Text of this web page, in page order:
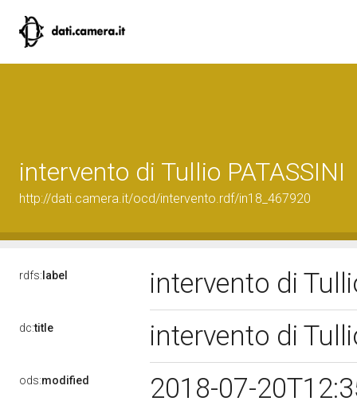
intervento di Tullio PATASSINI
http://dati.camera.it/ocd/intervento.rdf/in18_467920
rdfs: label intervento di
dc:title intervento di
ods:modified 2018-07-